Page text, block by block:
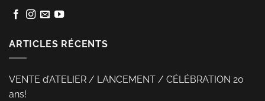
choisies
la
produit
ARTICLES RÉCENTS
VENTE d’ATELIER / LANCEMENT / CÉLÉBRATION 20
ans!